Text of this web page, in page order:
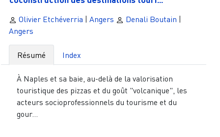
Olivier Etchéverria Angers Denali Boutain
Angers
Résumé Index
À Naples et sa baie, au-delà de la valorisation
touristique des pizzas et du goût "volcanique", les
acteurs socioprofessionnels du tourisme et du
gour...